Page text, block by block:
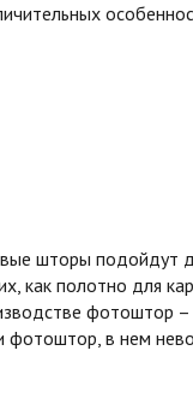
шторы подойдут
как полотно для
фотоштор
в нем